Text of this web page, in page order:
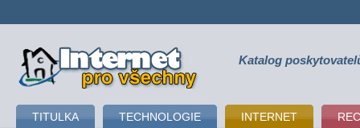
připojení k internetu Katalog
TITULKA TECHNOLOGIE INTERNET